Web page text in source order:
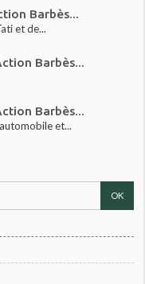
Barbès...
et de...
Barbès...
Barbès...
et...